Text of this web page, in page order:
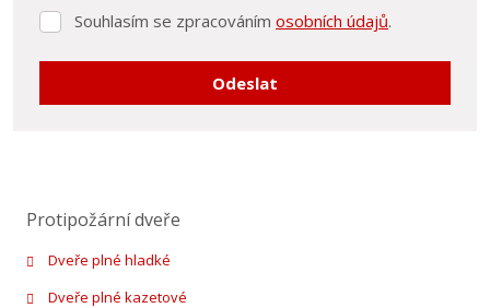
Souhlasím
zpracováním
Souhlasím se zpracováním osobních údajů.
Odeslat
odeslat.
Protipožární dveře
Dveře plné hladké
Dveře plné kazetové